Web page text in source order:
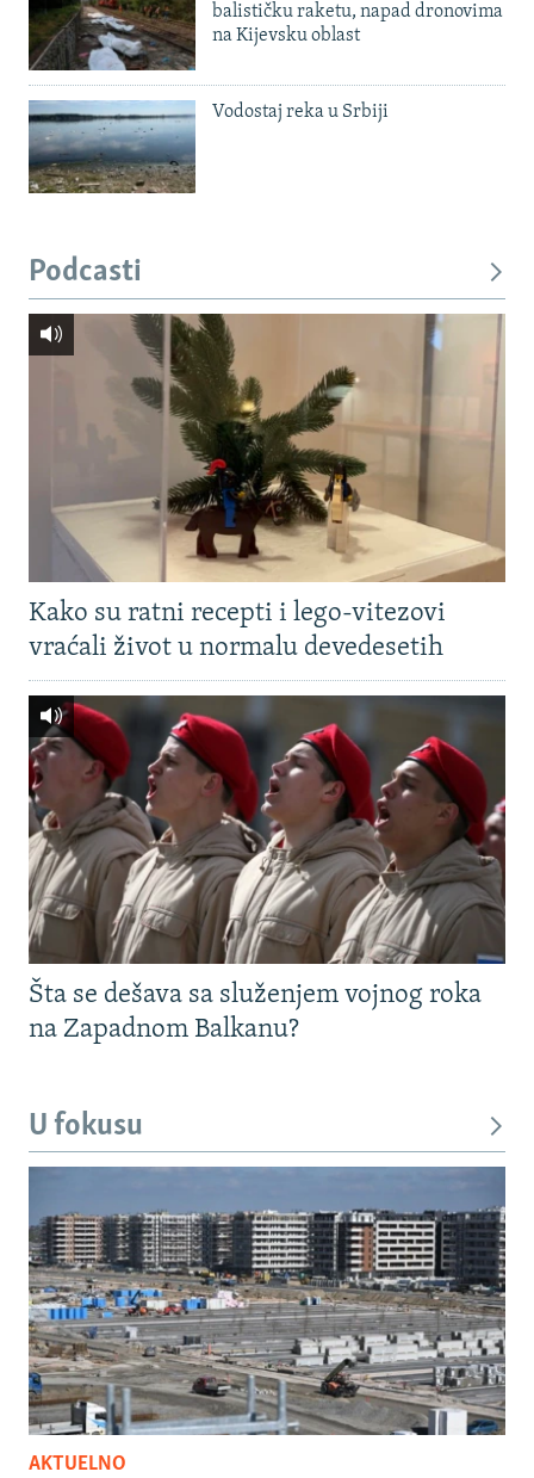
balističku raketu, napad dronovima
na Kijevsku oblast
Vodostaj reka u Srbiji
Podcasti
Kako su ratni recepti i lego-vitezovi
vraćali život u normalu devedesetih
Šta se dešava sa služenjem vojnog roka
na Zapadnom Balkanu?
U fokusu
AKTUELNO